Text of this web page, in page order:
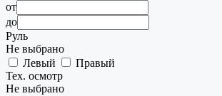
от
до
Руль
Не выбрано
Левый
Правый
Тех. осмотр
Не выбрано